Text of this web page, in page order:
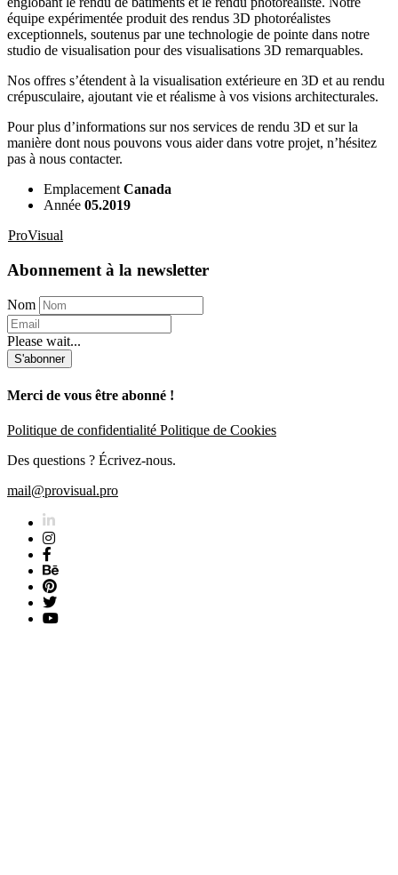
équipe expérimentée produit des rendus 3D photoréalistes
exceptionnels, soutenus par une technologie de pointe dans notre
studio de visualisation pour des visualisations 3D remarquables.
Nos offres s’étendent à la visualisation extérieure en 3D et au rendu
crépusculaire, ajoutant vie et réalisme à vos visions architecturales.
Pour plus d’informations sur nos services de rendu 3D et sur la
manière dont nous pouvons vous aider dans votre projet, n’hésitez
pas à nous contacter.
Emplacement Canada
Année 05.2019
ProVisual
Abonnement à la newsletter
Nom
Please wait...
S'abonner
Merci de vous être abonné !
Politique de confidentialité Politique de Cookies
Des questions ? Écrivez-nous.
mail@provisual.pro